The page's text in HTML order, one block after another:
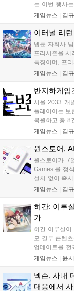
는 이번 행사
작을 제한 없
세계 누구나
게임뉴스 | 김
이터널 리
넵튠 자회사
프리시즌을 시
특징이며, 프
다. 실험체 관
대를 모으고 있
게임뉴스 | 김
반지하게임
서울 2033 개
플레이어는 보
복원하고 총 8
이번 게임은
개발에 박차를
게임뉴스 | 김
원스토어,
원스토어가 7
Games’를 정
설치 없이 즉
11일부터는
있는 환경을
으로 기대된다....
게임뉴스 | 김
히간: 이루
가
히간 이루실이
모 결투 콘텐
업데이트를 전
게임 히간 이
이번 업데이트
게임뉴스 | 윤
넥슨, 사내
대응에서